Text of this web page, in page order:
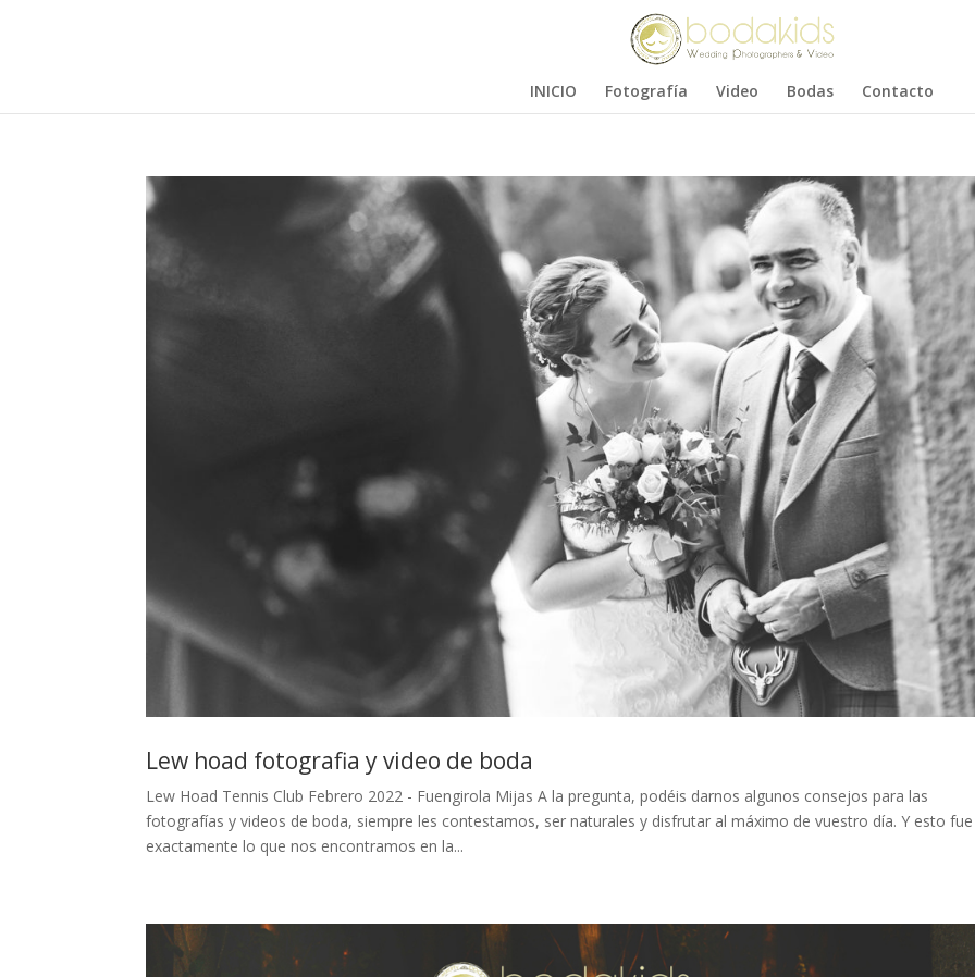
INICIO Fotografía Video Bodas Contacto
Lew hoad fotografia y video de boda
Lew Hoad Tennis Club Febrero 2022 - Fuengirola Mijas A la pregunta, podéis darnos algunos consejos para las
fotografías y videos de boda, siempre les contestamos, ser naturales y disfrutar al máximo de vuestro día. Y esto fue
exactamente lo que nos encontramos en la...